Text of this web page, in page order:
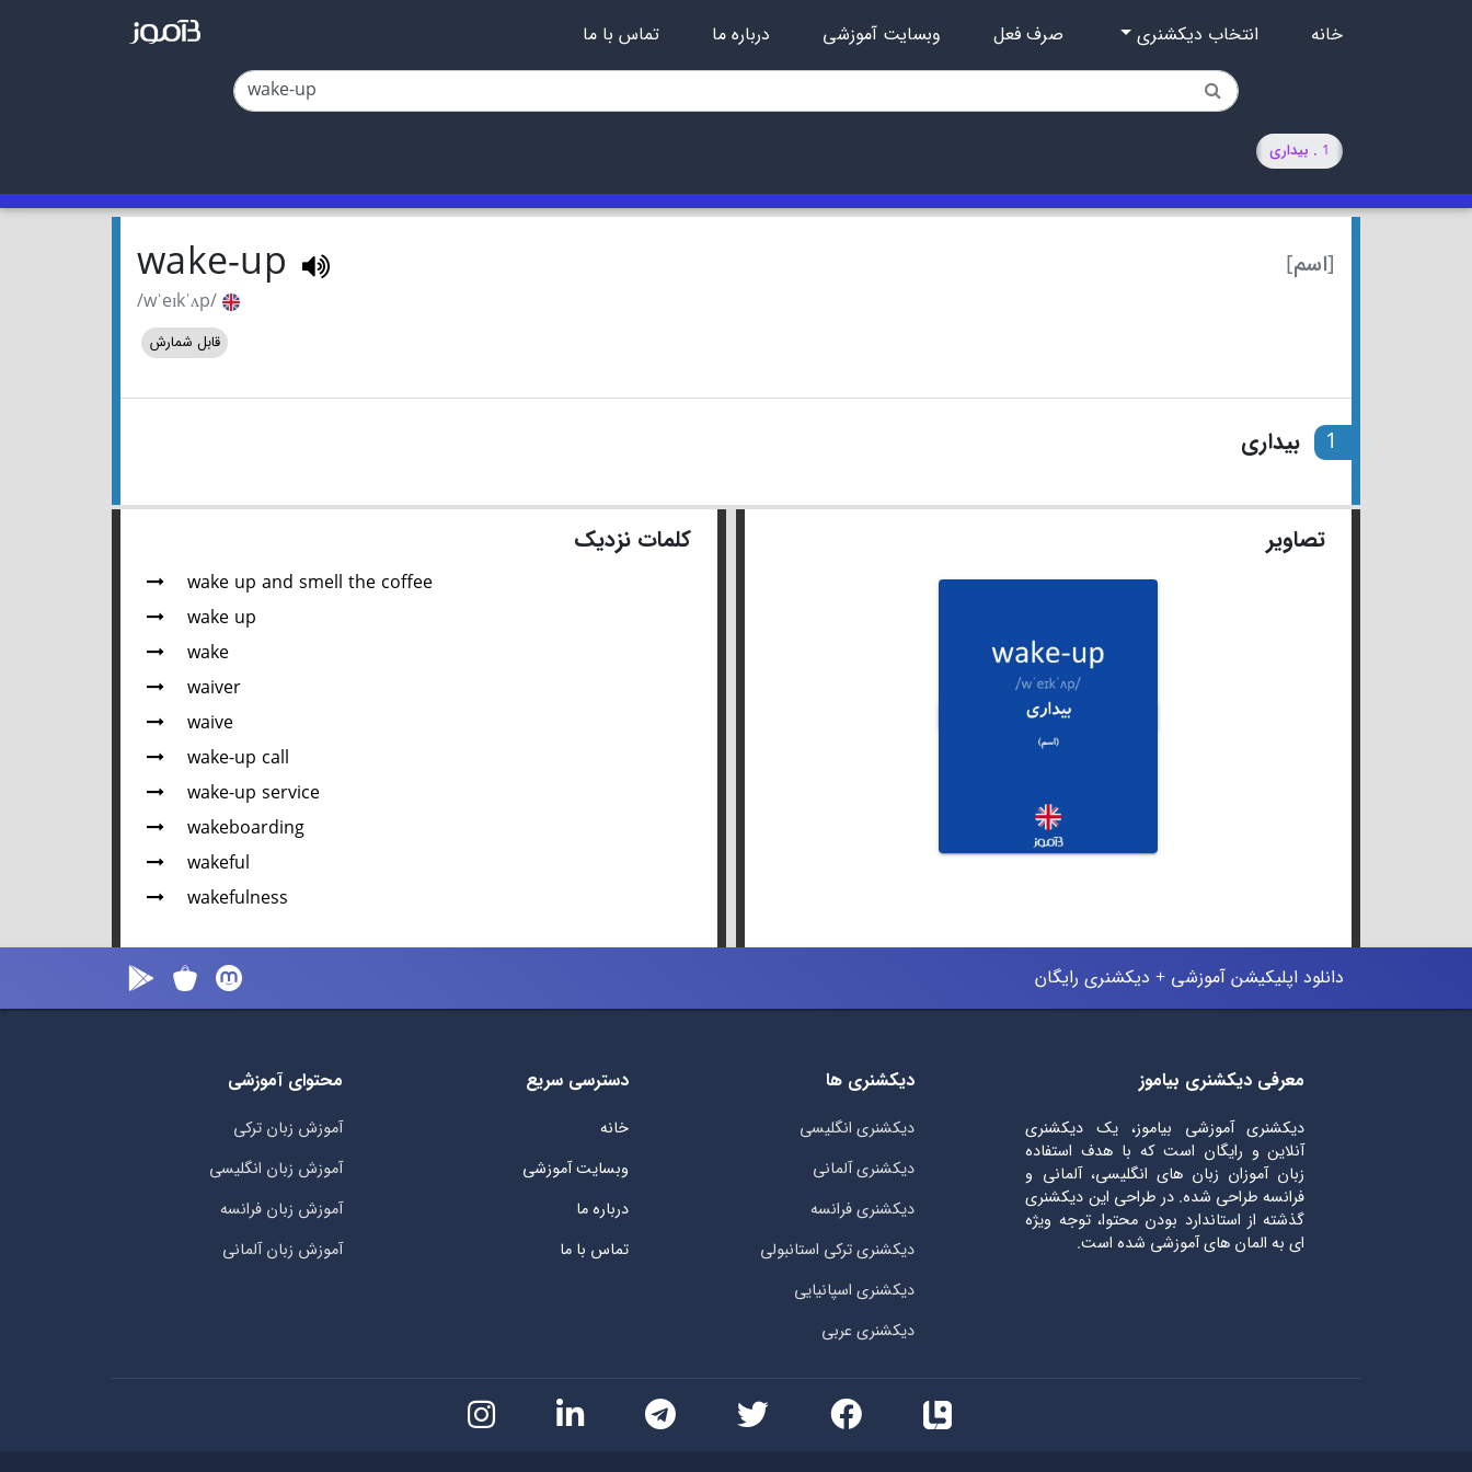
خانه انتخاب دیکشنری صرف فعل وبسایت آموزشی درباره ما تماس با ما
1 . بیداری
[اسم] wake-up
/wˈeɪkˈʌp/
قابل شمارش
1 بیداری
تصاویر کلمات نزدیک
wake up and smell the coffee
wake up
wake
waiver
waive
wake-up call
wake-up service
wakeboarding
wakeful
wakefulness
دانلود اپلیکیشن آموزشی + دیکشنری رایگان
معرفی دیکشنری بیاموز
دیکشنری آموزشی بیاموز، یک دیکشنری
آنلاین و رایگان است که با هدف استفاده
زبان آموزان زبان های انگلیسی، آلمانی و
فرانسه طراحی شده. در طراحی این دیکشنری
گذشته از استاندارد بودن محتوا، توجه ویژه
ای به المان های آموزشی شده است.
دیکشنری ها
دیکشنری انگلیسی
دیکشنری آلمانی
دیکشنری فرانسه
دیکشنری ترکی استانبولی
دیکشنری اسپانیایی
دیکشنری عربی
دسترسی سریع
خانه
وبسایت آموزشی
درباره ما
تماس با ما
محتوای آموزشی
آموزش زبان ترکی
آموزش زبان انگلیسی
آموزش زبان فرانسه
آموزش زبان آلمانی